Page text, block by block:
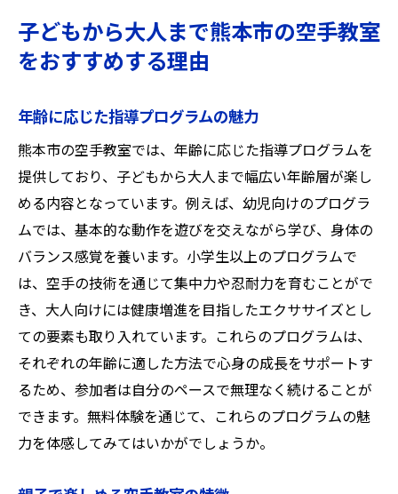
子どもから大人まで熊本市の空手教室
をおすすめする理由
年齢に応じた指導プログラムの魅力
熊本市の空手教室では、年齢に応じた指導プログラムを
提供しており、子どもから大人まで幅広い年齢層が楽し
める内容となっています。例えば、幼児向けのプログラ
ムでは、基本的な動作を遊びを交えながら学び、身体の
バランス感覚を養います。小学生以上のプログラムで
は、空手の技術を通じて集中力や忍耐力を育むことがで
き、大人向けには健康増進を目指したエクササイズとし
ての要素も取り入れています。これらのプログラムは、
それぞれの年齢に適した方法で心身の成長をサポートす
るため、参加者は自分のペースで無理なく続けることが
できます。無料体験を通じて、これらのプログラムの魅
力を体感してみてはいかがでしょうか。